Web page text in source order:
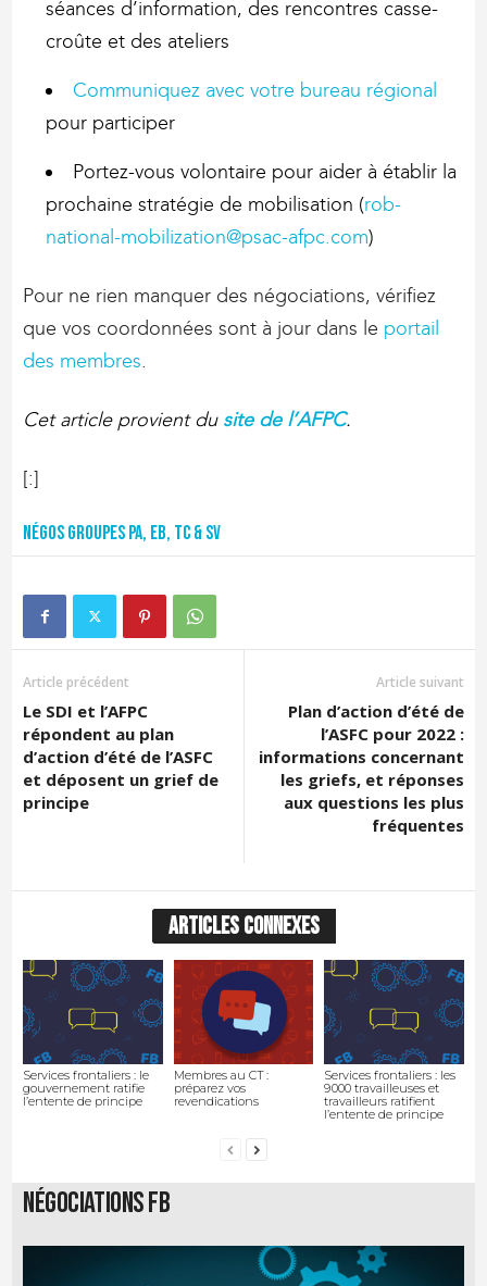
séances d’information, des rencontres casse-
croûte et des ateliers
Communiquez avec votre bureau régional
pour participer
Portez-vous volontaire pour aider à établir la
prochaine stratégie de mobilisation (rob-
national-mobilization@psac-afpc.com)
Pour ne rien manquer des négociations, vérifiez
que vos coordonnées sont à jour dans le portail
des membres.
Cet article provient du site de l’AFPC.
[:]
Négos groupes PA, EB, TC & SV
Article précédent
Le SDI et l’AFPC
répondent au plan
d’action d’été de l’ASFC
et déposent un grief de
principe
Article suivant
Plan d’action d’été de
l’ASFC pour 2022 :
informations concernant
les griefs, et réponses
aux questions les plus
fréquentes
ARTICLES CONNEXES
Services frontaliers : le
gouvernement ratifie
l’entente de principe
Membres au CT :
préparez vos
revendications
Services frontaliers : les
9 000 travailleuses et
travailleurs ratifient
l’entente de principe
Négociations FB